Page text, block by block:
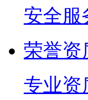
安全服
荣誉资
专业资